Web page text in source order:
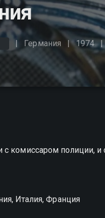
Германия 1974
комиссаром полиции, и
Италия, Франция